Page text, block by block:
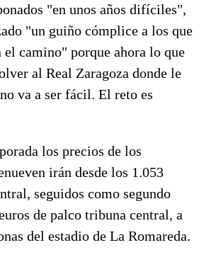
"en unos años difíciles",
"un guiño cómplice a los que
el camino" porque ahora lo que
al Real Zaragoza donde le
va a ser fácil. El reto es
los precios de los
irán desde los 1.053
seguidos como segundo
de palco tribuna central, a
del estadio de La Romareda.